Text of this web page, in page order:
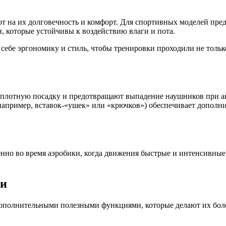
их долговечность и комфорт. Для спортивных моделей
устойчивы к воздействию влаги и пота.
эргономику и стиль, чтобы тренировки проходили не
посадку и предотвращают выпадение наушников при
вставок-«ушек» или «крючков») обеспечивает
во время аэробики, когда движения быстрые и
полезными функциями, которые делают их